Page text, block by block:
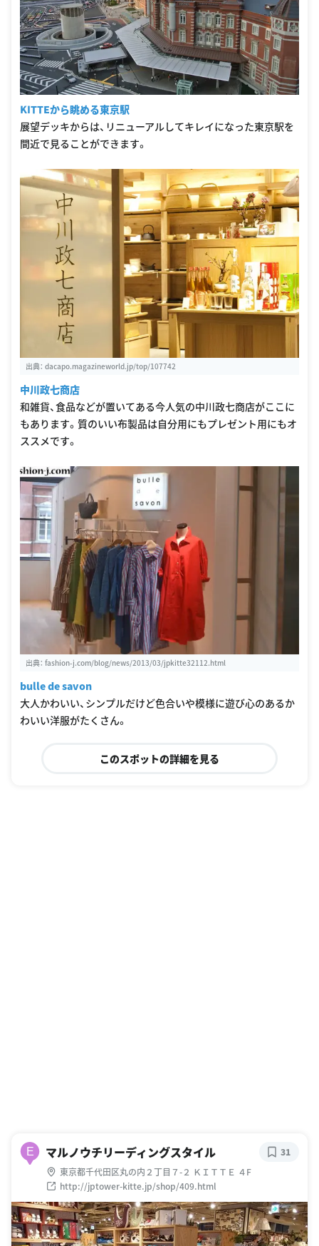
KITTEから眺める東京駅
展望デッキからは、リニューアルしてキレイになった東京駅を
間近で見ることができます。
出典： dacapo.magazineworld.jp/top/107742
中川政七商店
和雑貨、食品などが置いてある今人気の中川政七商店がここに
もあります。質のいい布製品は自分用にもプレゼント用にもオ
ススメです。
出典： fashion-j.com/blog/news/2013/03/jpkitte32112.html
bulle de savon
大人かわいい、シンプルだけど色合いや模様に遊び心のあるか
わいい洋服がたくさん。
このスポットの詳細を見る
E マルノウチリーディングスタイル
東京都千代田区丸の内２丁目７-２ ＫＩＴＴＥ ４F
http://jptower-kitte.jp/shop/409.html
31